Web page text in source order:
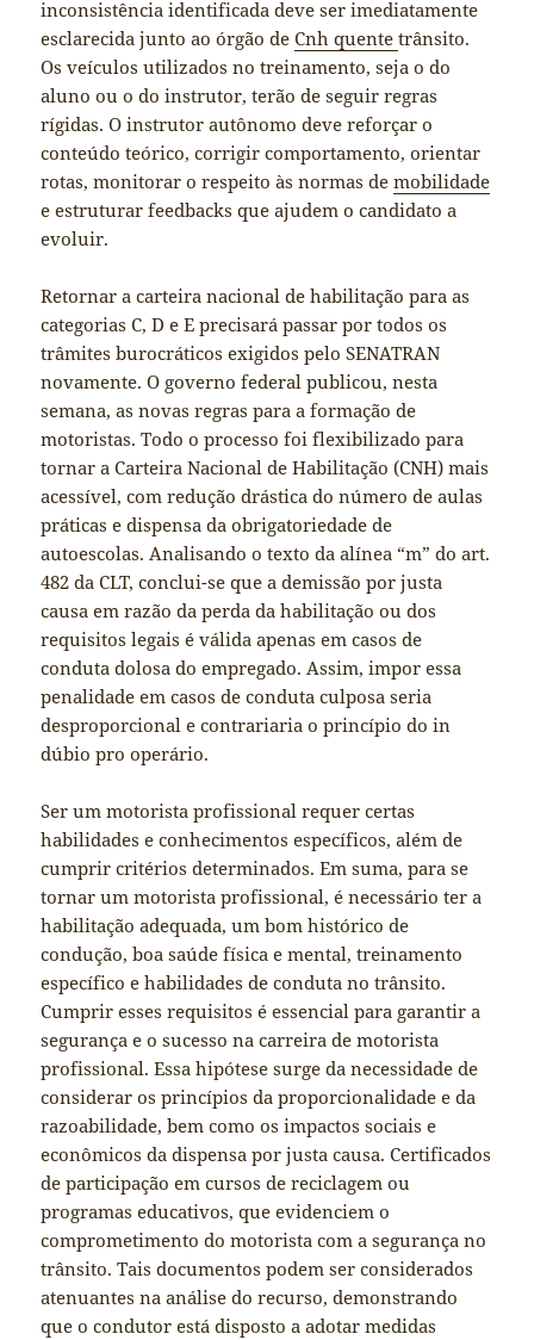
inconsistência identificada deve ser imediatamente
esclarecida junto ao órgão deCnh quentetrânsito.
Os veículos utilizados no treinamento, seja o do
aluno ou o do instrutor, terão de seguir regras
rígidas. O instrutor autônomo deve reforçar o
conteúdo teórico, corrigir comportamento, orientar
rotas, monitorar o respeito às normas demobilidade
e estruturar feedbacks que ajudem o candidato a
evoluir.
Retornar a carteira nacional de habilitação para as
categorias C, D e E precisará passar por todos os
trâmites burocráticos exigidos pelo SENATRAN
novamente. O governo federal publicou, nesta
semana, as novas regras para a formação de
motoristas. Todo o processo foi flexibilizado para
tornar a Carteira Nacional de Habilitação (CNH) mais
acessível, com redução drástica do número de aulas
práticas e dispensa da obrigatoriedade de
autoescolas. Analisando o texto da alínea “m” do art.
482 da CLT, conclui-se que a demissão por justa
causa em razão da perda da habilitação ou dos
requisitos legais é válida apenas em casos de
conduta dolosa do empregado. Assim, impor essa
penalidade em casos de conduta culposa seria
desproporcional e contrariaria o princípio do in
dúbio pro operário.
Ser um motorista profissional requer certas
habilidades e conhecimentos específicos, além de
cumprir critérios determinados. Em suma, para se
tornar um motorista profissional, é necessário ter a
habilitação adequada, um bom histórico de
condução, boa saúde física e mental, treinamento
específico e habilidades de conduta no trânsito.
Cumprir esses requisitos é essencial para garantir a
segurança e o sucesso na carreira de motorista
profissional. Essa hipótese surge da necessidade de
considerar os princípios da proporcionalidade e da
razoabilidade, bem como os impactos sociais e
econômicos da dispensa por justa causa. Certificados
de participação em cursos de reciclagem ou
programas educativos, que evidenciem o
comprometimento do motorista com a segurança no
trânsito. Tais documentos podem ser considerados
atenuantes na análise do recurso, demonstrando
que o condutor está disposto a adotar medidas